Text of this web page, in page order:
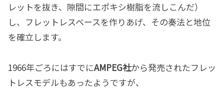
レットを抜き、隙間にエポキシ樹脂を流しこんだ）
し、フレットレスベースを作りあげ、その奏法と地位
を確立します。
1966年ごろにはすでにAMPEG社から発売されたフレッ
トレスモデルもあったようですが、